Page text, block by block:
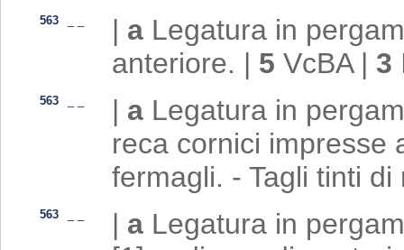
563 | a Legatura in
anteriore. | 5 VcBA | 3
563 | a Legatura in
reca cornici impresse
fermagli. - Tagli tinti
563 | a Legatura in